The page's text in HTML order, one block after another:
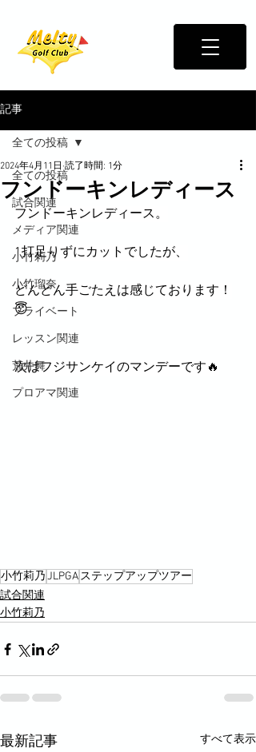
記事
全ての投稿
試合関連
メディア関連
小竹莉乃
小竹瑠奈
プライベート
レッスン関連
荒井舞
プロアマ関連
全ての投稿
フンドーキンレディース
2024年4月11日 読了時間: 1分
フンドーキンレディース。
1打足りずにカットでしたが、
どんどん手ごたえは感じております！
😇
次はフジサンケイのマンデーです🔥
小竹莉乃JLPGAステップアップツアー
試合関連
小竹莉乃
最新記事 すべて表示